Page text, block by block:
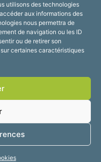
utilisons des technologies
aux informations des
nous permettra de
de navigation ou les ID
ou de retirer son
certaines caractéristiques
:
à 17h30
légales